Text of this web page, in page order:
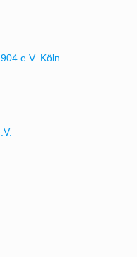
e.V. Köln